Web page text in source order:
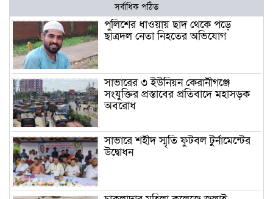
সর্বাধিক পঠিত
পুলিশের ধাওয়ায় ছাদ থেকে পড়ে
ছাত্রদল নেতা নিহতের অভিযোগ
সাভারের ৩ ইউনিয়ন কেরানীগঞ্জে
সংযুক্তির প্রস্তাবের প্রতিবাদে মহাসড়ক
অবরোধ
সাভারে শহীদ স্মৃতি ফুটবল টুর্নামেন্টের
উদ্বোধন